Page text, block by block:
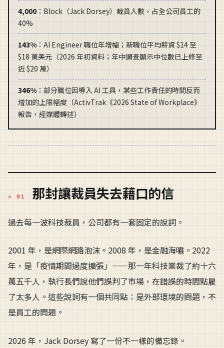
4,000 ：Block（Jack Dorsey）裁員人數，占全公司員工的
40%
143% ：AI Engineer 職位年增幅；新職位平均薪資 $14 至
$18 萬美元（2026 年初資料；年中調查顯示中位數已上修至
近 $20 萬）
346% ：部分職位因導入 AI 工具，某些工作責任的時間反而
增加的上限幅度（ActivTrak《2026 State of Workplace》
報告，經媒體轉述）
那封讓裁員失去藉口的信
過去每一波科技裁員，公司都有一套固定的說詞。
2001 年，是網際網路泡沫。2008 年，是金融海嘯。2022
年，是「疫情期間過度擴張」——那一年科技業裁了約十六
萬五千人，執行長們說他們誤判了市場，在錯誤的時間點雇
了太多人。這些說詞有一個共同點：是外部環境的問題，不
是員工的問題。
2026 年，Jack Dorsey 寫了一份不一樣的備忘錄。